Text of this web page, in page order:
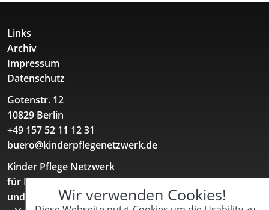
Links
Archiv
Impressum
Datenschutz
Gotenstr. 12
10829 Berlin
+49 157 52 11 12 31
buero@kinderpflegenetzwerk.de
Kinder Pflege Netzwerk
für Familien mit chronisch kranken, behinderten
und/oder pflegebedürftigen Kindern und Jugendlichen
Wir verwenden Cookies!